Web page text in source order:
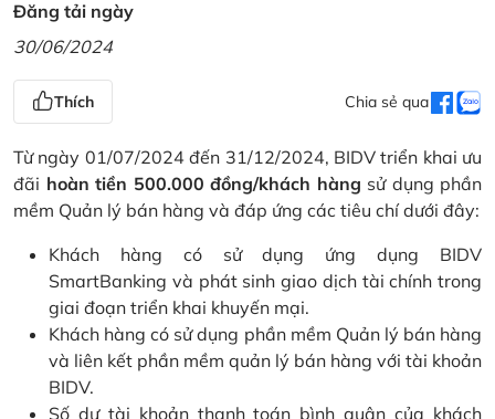
Đăng tải ngày
30/06/2024
Thích Chia sẻ qua
Từ ngày 01/07/2024 đến 31/12/2024, BIDV triển khai ưu
đãi hoàn tiền 500.000 đồng/khách hàng sử dụng phần
mềm Quản lý bán hàng và đáp ứng các tiêu chí dưới đây:
Khách hàng có sử dụng ứng dụng BIDV
SmartBanking và phát sinh giao dịch tài chính trong
giai đoạn triển khai khuyến mại.
Khách hàng có sử dụng phần mềm Quản lý bán hàng
và liên kết phần mềm quản lý bán hàng với tài khoản
BIDV.
Số dư tài khoản thanh toán bình quân của khách